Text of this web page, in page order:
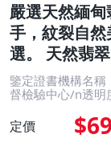
嚴選天然緬
手，紋裂自
選。 天然翡
鑒定證書機構名
督檢驗中心/n透
定價